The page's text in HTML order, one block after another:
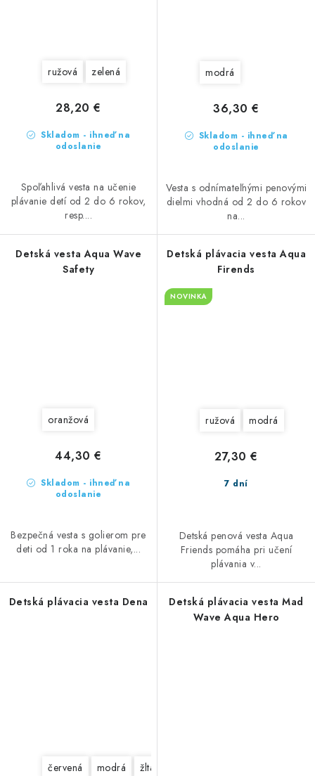
ružová zelená
Skladom - ihneď na
odoslanie
28,20 €
Spoľahlivá vesta na učenie
plávanie detí od 2 do 6 rokov,
resp....
modrá
Skladom - ihneď na
odoslanie
36,30 €
Vesta s odnímateľnými penovými
dielmi vhodná od 2 do 6 rokov
na...
Detská vesta Aqua Wave
Safety
oranžová
Skladom - ihneď na
odoslanie
44,30 €
Bezpečná vesta s golierom pre
deti od 1 roka na plávanie,...
Detská plávacia vesta Aqua
Firends
NOVINKA
ružová modrá
7 dní
27,30 €
Detská penová vesta Aqua
Friends pomáha pri učení
plávania v...
Detská plávacia vesta Dena
červená modrá žltá
Detská plávacia vesta Mad
Wave Aqua Hero